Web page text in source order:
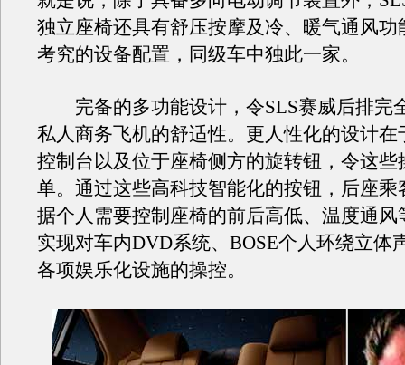
独立座椅还具有舒压按摩及冷、暖气通风功
考究的设备配置，同级车中独此一家。
完备的多功能设计，令SLS赛威后排完
私人商务飞机的舒适性。更人性化的设计在
控制台以及位于座椅侧方的旋转钮，令这些
单。通过这些高科技智能化的按钮，后座乘
据个人需要控制座椅的前后高低、温度通风
实现对车内DVD系统、BOSE个人环绕立体
各项娱乐化设施的操控。